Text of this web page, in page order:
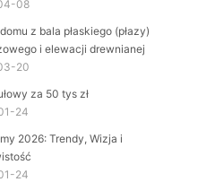
08
z bala płaskiego (płazy)
i elewacji drewnianej
20
za 50 tys zł
24
2026: Trendy, Wizja i
24